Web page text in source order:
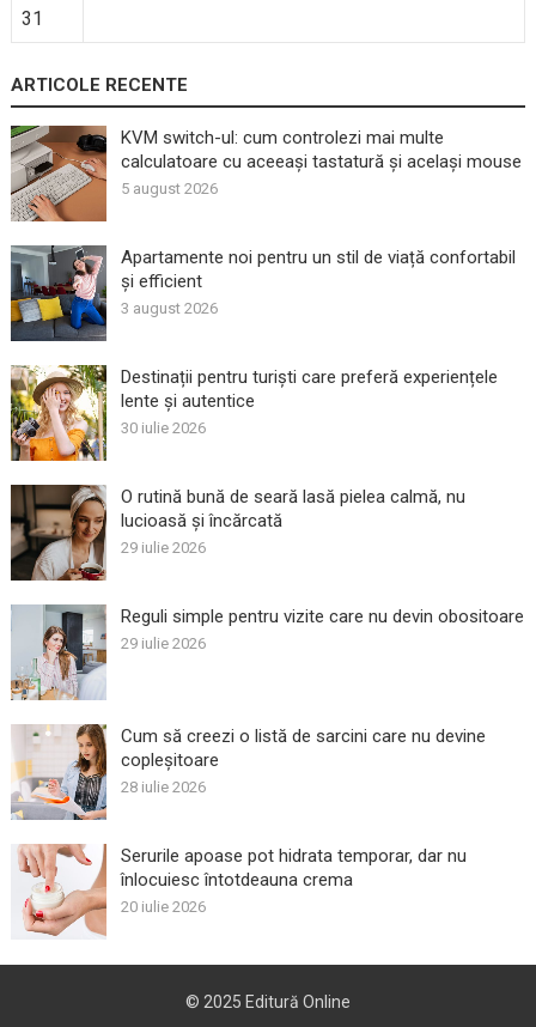
31
ARTICOLE RECENTE
KVM switch-ul: cum controlezi mai multe
calculatoare cu aceeași tastatură și același mouse
5 august 2026
Apartamente noi pentru un stil de viață confortabil
și efficient
3 august 2026
Destinații pentru turiști care preferă experiențele
lente și autentice
30 iulie 2026
O rutină bună de seară lasă pielea calmă, nu
lucioasă și încărcată
29 iulie 2026
Reguli simple pentru vizite care nu devin obositoare
29 iulie 2026
Cum să creezi o listă de sarcini care nu devine
copleșitoare
28 iulie 2026
Serurile apoase pot hidrata temporar, dar nu
înlocuiesc întotdeauna crema
20 iulie 2026
© 2025 Editură Online